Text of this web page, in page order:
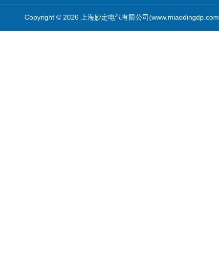
Copyright © 2026 上海妙定电气有限公司